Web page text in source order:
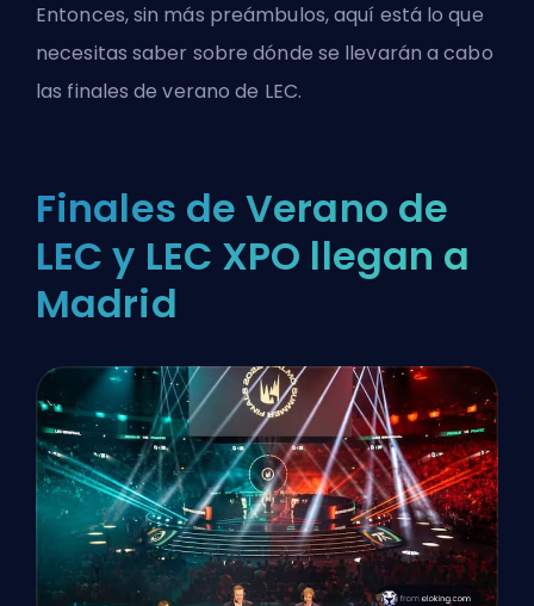
Entonces, sin más preámbulos, aquí está lo que
necesitas saber sobre dónde se llevarán a cabo
las finales de verano de LEC.
Finales de Verano de
LEC y LEC XPO llegan a
Madrid